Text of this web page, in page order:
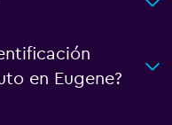
en Eugene?